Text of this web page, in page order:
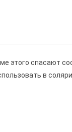
этого спасают
в